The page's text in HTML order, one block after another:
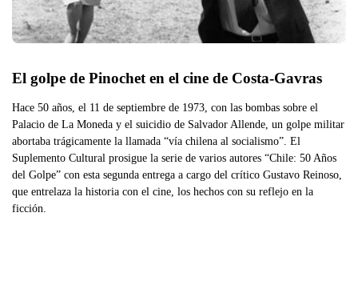
El golpe de Pinochet en el cine de Costa-Gavras
Hace 50 años, el 11 de septiembre de 1973, con las bombas sobre el
Palacio de La Moneda y el suicidio de Salvador Allende, un golpe militar
abortaba trágicamente la llamada “vía chilena al socialismo”. El
Suplemento Cultural prosigue la serie de varios autores “Chile: 50 Años
del Golpe” con esta segunda entrega a cargo del crítico Gustavo Reinoso,
que entrelaza la historia con el cine, los hechos con su reflejo en la
ficción.